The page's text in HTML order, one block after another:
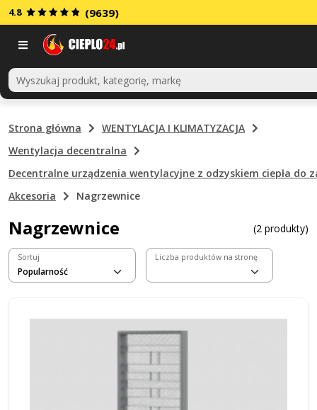
4.8 (9639)
Strona główna
WENTYLACJA I KLIMATYZACJA
Wentylacja decentralna
Decentralne urządzenia wentylacyjne z odzyskiem ciepła do
Akcesoria
Nagrzewnice
Nagrzewnice (2 produkty)
Sortuj Liczba produktów na stronę